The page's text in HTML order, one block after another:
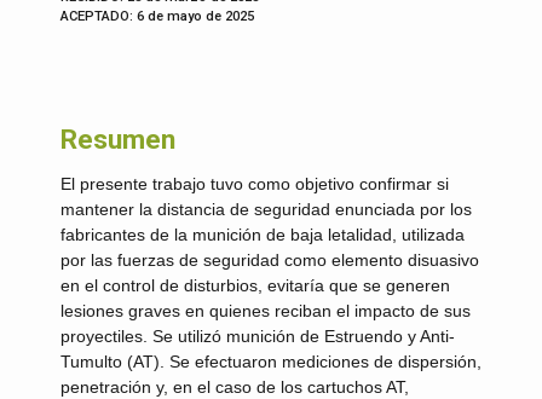
ACEPTADO: 6 de mayo de 2025
Resumen
El presente trabajo tuvo como objetivo confirmar si
mantener la distancia de seguridad enunciada por los
fabricantes de la munición de baja letalidad, utilizada
por las fuerzas de seguridad como elemento disuasivo
en el control de disturbios, evitaría que se generen
lesiones graves en quienes reciban el impacto de sus
proyectiles. Se utilizó munición de Estruendo y Anti-
Tumulto (AT). Se efectuaron mediciones de dispersión,
penetración y, en el caso de los cartuchos AT,